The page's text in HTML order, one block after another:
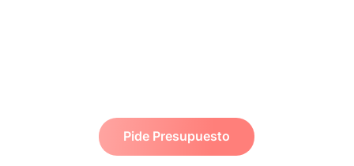
Pide Presupuesto